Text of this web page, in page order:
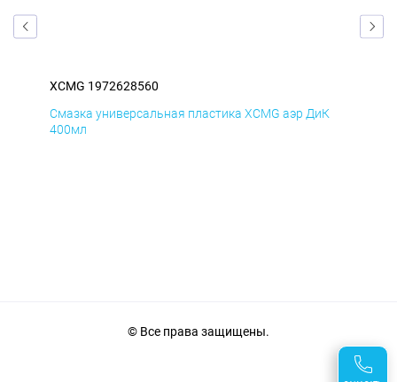
XCMG 1972628560
Смазка универсальная пластика XCMG аэр ДиК
400мл
© Все права защищены.